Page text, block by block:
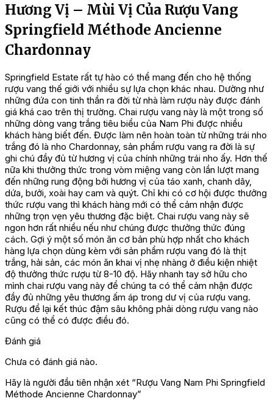
Hương Vị – Mùi Vị Của Rượu Vang
Springfield Méthode Ancienne
Chardonnay
Springfield Estate rất tự hào có thể mang đến cho hệ thống
rượu vang thế giới với nhiều sự lựa chọn khác nhau. Dường như
những đứa con tinh thần ra đời từ nhà làm rượu này được đánh
giá khá cao trên thị trường. Chai rượu vang này là một trong số
những dòng vang trắng tiêu biểu của Nam Phi được nhiều
khách hàng biết đến. Được làm nên hoàn toàn từ những trái nho
trắng đó là nho Chardonnay, sản phẩm rượu vang ra đời là sự
ghi chú đầy đủ từ hương vị của chính những trái nho ấy. Hơn thế
nữa khi thưởng thức trong vòm miệng vang còn lần lượt mang
đến những rung động bởi hương vị của táo xanh, chanh dây,
dứa, bưởi, xoài hay cam và quýt. Chỉ khi có cơ hội được thưởng
thức rượu vang thì khách hàng mới có thể cảm nhận được
những trọn vẹn yêu thương đặc biệt. Chai rượu vang này sẽ
ngon hơn rất nhiều nếu như chúng được thưởng thức đúng
cách. Gợi ý một số món ăn cơ bản phù hợp nhất cho khách
hàng lựa chọn dùng kèm với sản phẩm rượu vang đó là thịt
trắng, hải sản, các món ăn khai vị nhẹ nhàng ở điều kiện nhiệt
độ thưởng thức rượu từ 8-10 độ. Hãy nhanh tay sở hữu cho
mình chai rượu vang này để chúng ta có thể cảm nhận được
đầy đủ những yêu thương ấm áp trong dư vị của rượu vang.
Rượu để lại kết thúc đậm sâu không phải dòng rượu vang nào
cũng có thể có được điều đó.
Đánh giá
Chưa có đánh giá nào.
Hãy là người đầu tiên nhận xét “Rượu Vang Nam Phi Springfield
Méthode Ancienne Chardonnay”